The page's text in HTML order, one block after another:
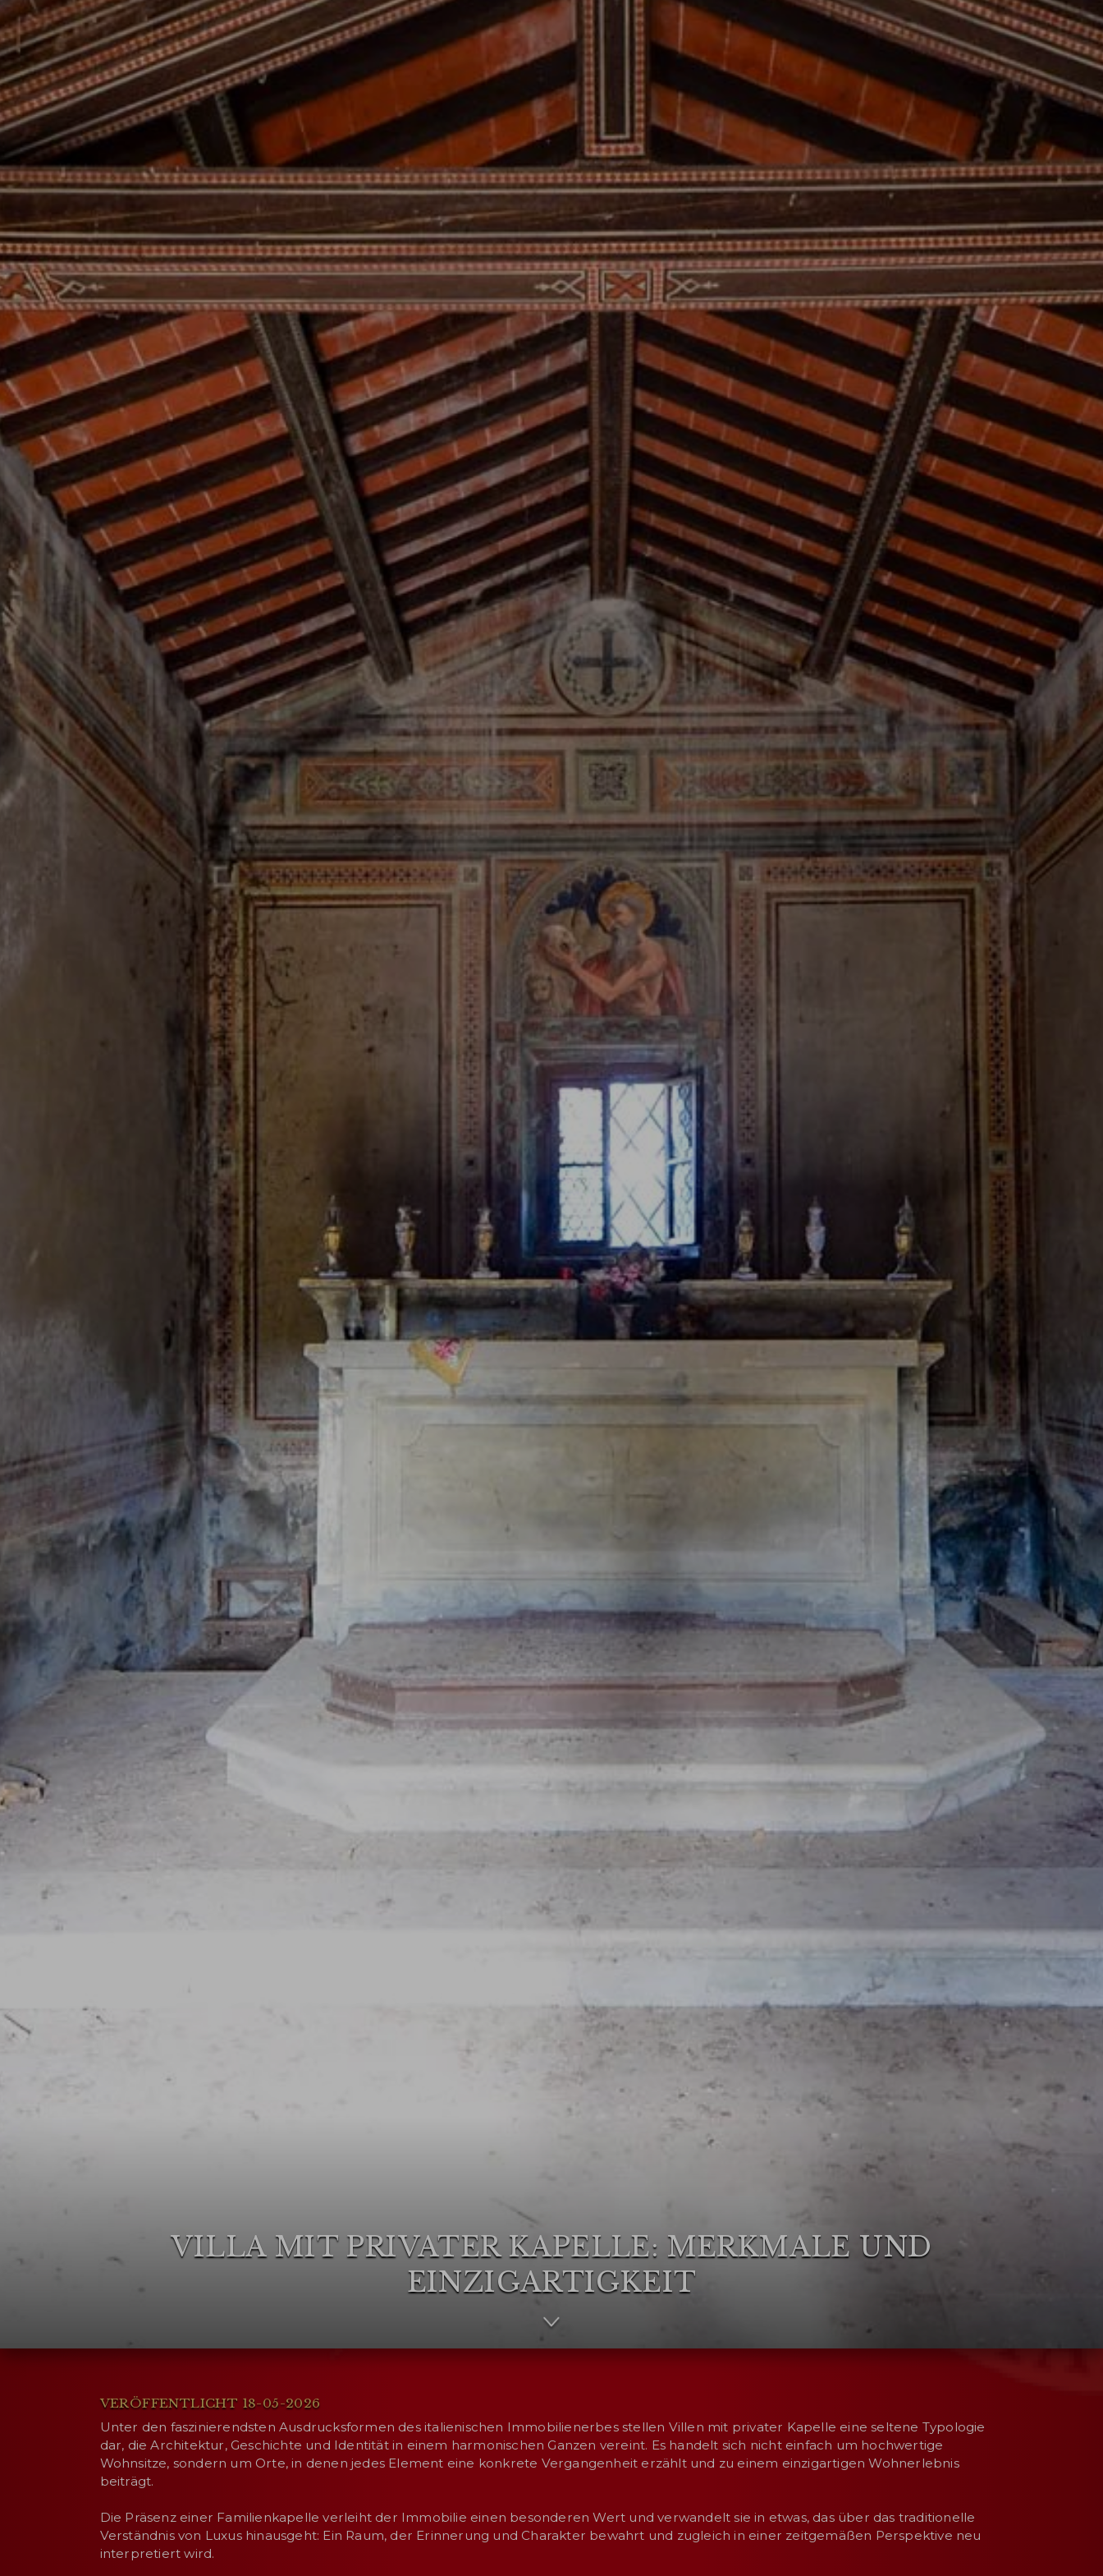
KUNDENBEREICH
WISHLIST (0)
VILLA MIT PRIVATER KAPELLE: MERKMALE UND
EINZIGARTIGKEIT
VERÖFFENTLICHT 18-05-2026
Unter den faszinierendsten Ausdrucksformen des italienischen Immobilienerbes stellen Villen mit privater Kapelle eine seltene Typologie
dar, die Architektur, Geschichte und Identität in einem harmonischen Ganzen vereint. Es handelt sich nicht einfach um hochwertige
Wohnsitze, sondern um Orte, in denen jedes Element eine konkrete Vergangenheit erzählt und zu einem einzigartigen Wohnerlebnis
beiträgt.
Die Präsenz einer Familienkapelle verleiht der Immobilie einen besonderen Wert und verwandelt sie in etwas, das über das traditionelle
Verständnis von Luxus hinausgeht: Ein Raum, der Erinnerung und Charakter bewahrt und zugleich in einer zeitgemäßen Perspektive neu
interpretiert wird.